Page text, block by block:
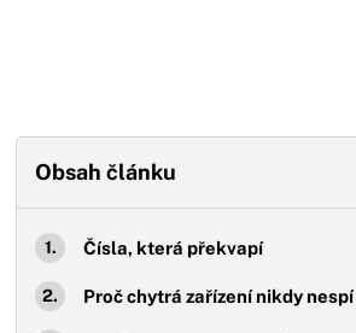
Obsah článku
Čísla, která překvapí
Proč chytrá zařízení nikdy nespí